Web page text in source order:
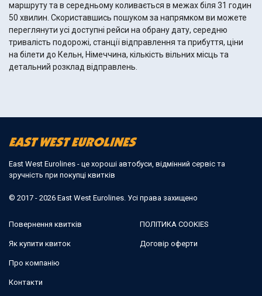
маршруту та в середньому коливається в межах біля 31 годин
50 хвилин. Скориставшись пошуком за напрямком ви можете
переглянути усі доступні рейси на обрану дату, середню
тривалість подорожі, станції відправлення та прибуття, ціни
на білети до Кельн, Німеччина, кількість вільних місць та
детальний розклад відправлень.
East West Eurolines - це хороші автобуси, відмінний сервіс та
зручність при покупці квитків
© 2017 - 2026 East West Eurolines. Усі права захищено
Повернення квитків
Як купити квиток
Про компанію
Контакти
ПОЛІТИКА COOKIES
Договір оферти